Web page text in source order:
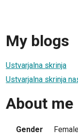
My blogs
Ustvarjalna skrinja
Ustvarjalna skrinja
About me
Gender